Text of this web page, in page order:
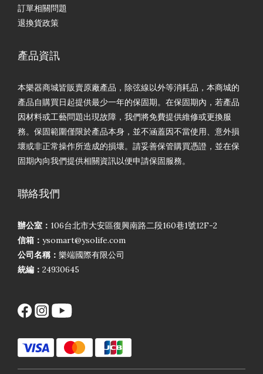
訂單相關問題
退換貨政策
產品資訊
本樂器商城皆販賣原廠產品，除弦線以外等消耗品，本商城的
產品自購買日起提供最少一年的保固期。在保固期內，若產品
因材料或工藝問題出現故障，我們將免費提供維修或更換服
務。保固範圍僅限於產品本身，並不涵蓋因不當使用、意外損
壞或非正常操作所造成的損壞。請妥善保管購買憑證，並在保
固期內向我們提供相關資訊以便申請保固服務。
聯絡我們
辦公室： 106台北市大安區復興南路二段160巷1號12F-2
信箱： ysomart@ysolife.com
公司名稱： 樂端國際有限公司
統編： 24930645